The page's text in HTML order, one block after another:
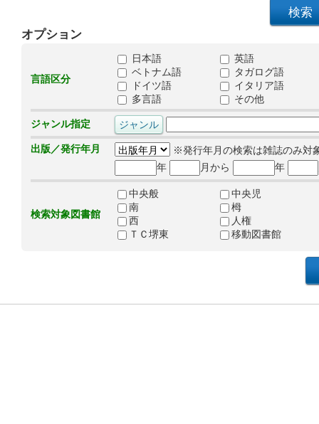
オプション
言語区分
日本語
英語
ベトナム語
タガログ語
ドイツ語
イタリア語
多言語
その他
ジャンル指定
出版／発行年月
※発行年月の検索は雑誌のみ対
年
月から 年
検索対象図書館
中央般
中央児
南
栂
西
人権
ＴＣ堺東
移動図書館